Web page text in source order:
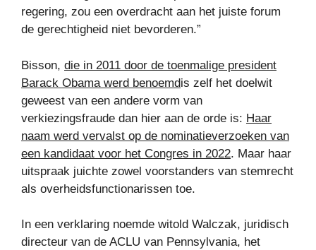
regering, zou een overdracht aan het juiste forum
de gerechtigheid niet bevorderen.”
Bisson, die in 2011 door de toenmalige president
Barack Obama werd benoemdis zelf het doelwit
geweest van een andere vorm van
verkiezingsfraude dan hier aan de orde is: Haar
naam werd vervalst op de nominatieverzoeken van
een kandidaat voor het Congres in 2022. Maar haar
uitspraak juichte zowel voorstanders van stemrecht
als overheidsfunctionarissen toe.
In een verklaring noemde witold Walczak, juridisch
directeur van de ACLU van Pennsylvania, het